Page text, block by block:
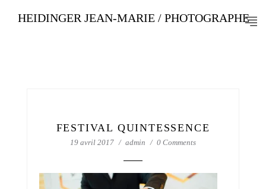
HEIDINGER JEAN-MARIE / PHOTOGRAPHE
FESTIVAL QUINTESSENCE
19 avril 2017 admin 0 Comments